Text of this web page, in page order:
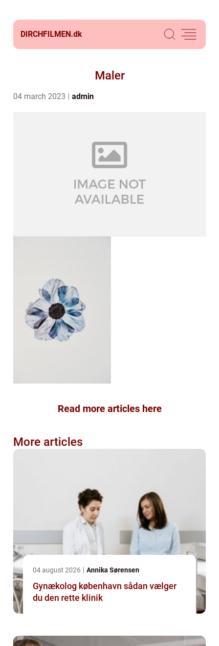
DIRCHFILMEN.dk
Maler
04 march 2023 admin
Read more articles here
More articles
04 august 2026 Annika Sørensen
Gynækolog københavn sådan vælger
du den rette klinik